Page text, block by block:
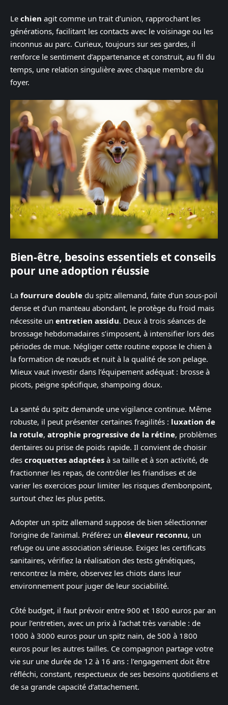
Le chien agit comme un trait d’union, rapprochant les
générations, facilitant les contacts avec le voisinage ou les
inconnus au parc. Curieux, toujours sur ses gardes, il
renforce le sentiment d’appartenance et construit, au fil du
temps, une relation singulière avec chaque membre du
foyer.
Bien-être, besoins essentiels et conseils
pour une adoption réussie
La fourrure double du spitz allemand, faite d’un sous-poil
dense et d’un manteau abondant, le protège du froid mais
nécessite un entretien assidu. Deux à trois séances de
brossage hebdomadaires s’imposent, à intensifier lors des
périodes de mue. Négliger cette routine expose le chien à
la formation de nœuds et nuit à la qualité de son pelage.
Mieux vaut investir dans l’équipement adéquat : brosse à
picots, peigne spécifique, shampoing doux.
La santé du spitz demande une vigilance continue. Même
robuste, il peut présenter certaines fragilités : luxation de
la rotule, atrophie progressive de la rétine, problèmes
dentaires ou prise de poids rapide. Il convient de choisir
des croquettes adaptées à sa taille et à son activité, de
fractionner les repas, de contrôler les friandises et de
varier les exercices pour limiter les risques d’embonpoint,
surtout chez les plus petits.
Adopter un spitz allemand suppose de bien sélectionner
l’origine de l’animal. Préférez un éleveur reconnu, un
refuge ou une association sérieuse. Exigez les certificats
sanitaires, vérifiez la réalisation des tests génétiques,
rencontrez la mère, observez les chiots dans leur
environnement pour juger de leur sociabilité.
Côté budget, il faut prévoir entre 900 et 1800 euros par an
pour l’entretien, avec un prix à l’achat très variable : de
1000 à 3000 euros pour un spitz nain, de 500 à 1800
euros pour les autres tailles. Ce compagnon partage votre
vie sur une durée de 12 à 16 ans : l’engagement doit être
réfléchi, constant, respectueux de ses besoins quotidiens et
de sa grande capacité d’attachement.